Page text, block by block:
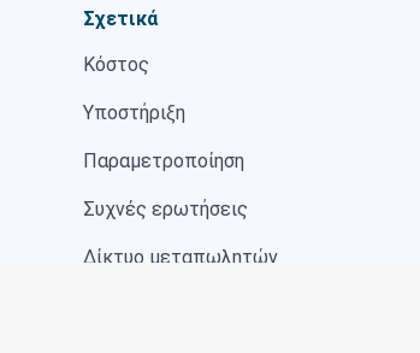
Σχετικά
Κόστος
Υποστήριξη
Παραμετροποίηση
Συχνές ερωτήσεις
Δίκτυο μεταπωλητών